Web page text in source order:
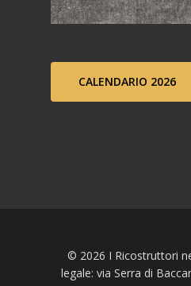
CALENDARIO 2026
© 2026 I Ricostruttori
legale: via Serra di